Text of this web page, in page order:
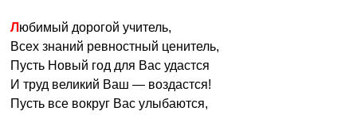
Любимый дорогой учитель,
Всех знаний ревностный ценитель,
Пусть Новый год для Вас удастся
И труд великий Ваш — воздастся!
Пусть все вокруг Вас улыбаются,